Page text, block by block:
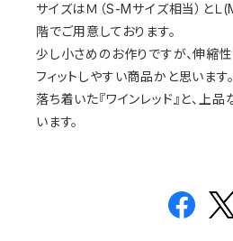
サイズはＭ（S-Mサイズ相当）とＬ
階でご用意しております。
少し小さめのお作りですが、伸縮
フィットしやすい商品かと思います。
落ち着いた『ワインレッド』と、上
います。